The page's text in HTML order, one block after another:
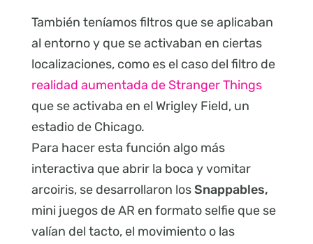
También teníamos filtros que se aplicaban
al entorno y que se activaban en ciertas
localizaciones, como es el caso del filtro de
realidad aumentada de Stranger Things
que se activaba en el Wrigley Field, un
estadio de Chicago.
Para hacer esta función algo más
interactiva que abrir la boca y vomitar
arcoiris, se desarrollaron losSnappables,
mini juegos de AR en formato selfie que se
valían del tacto, el movimiento o las